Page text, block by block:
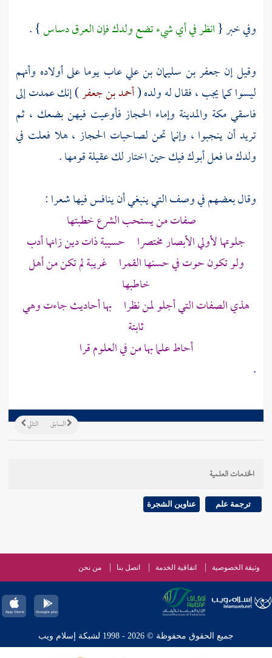
وفي خبر {انظر في أي شيء تضع ولدك فإن العرق دساس} .
وقيل إن جعفر بن سليمان بن عليعاب يوما على أولاده وأنهم
ليسوا كما يجب ، فقال له ولده (أحمد بن جعفر) إنك عمدت إلى
فاسقيمكة والمدينة وإماء الحجازفأوعيت فيهن بضعك ، ثم
تريد أن ينجبوا ، وإنما تحن لصاحبات الحجاز ، هلا فعلت في
ولدك ما فعل أبوك فيك حين اختار لك عقيلة قومها .
وقال بعضهم في وصف التي ينبغي أن ينافس فيها شعرا :
صفات من يستحب الشرع خطبتها
جلوتها لأولي الأبصار مختصرا حسيبة ذات دين زانها أدب
ولو تكون حوت في حسنها القمرا غريبة لم تكن من أهل
خاطبها
هذي الصفات التي أجلو لمن نظرا بها أحاديث جاءت وهي
ثابتة
أحاط علما بها من في العلوم قرا
.
التالي السابق
الخدمات العلمية
ترجمة علم عناوين الشجرة
وثيقة الخصوصية اتفاقية الخدمة اتصل بنا من نحن
جميع الحقوق محفوظة © 2026 - 1998 لشبكة إسلام ويب